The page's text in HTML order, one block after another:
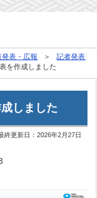
発表・広報
記者発表
を作成しました
しました
終更新日：2026年2月27日